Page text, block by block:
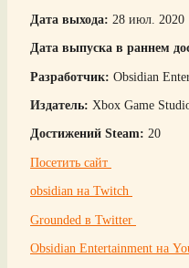
Дата выхода: 28 июл. 2020
Дата выпуска в раннем
Разработчик: Obsidian
Издатель: Xbox Game
Достижений Steam: 20
Посетить сайт
obsidian на Twitch
Grounded в Twitter
Obsidian Entertainment на